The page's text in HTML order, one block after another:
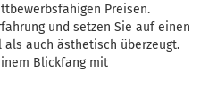
Preisen.
und setzen Sie auf einen
auch ästhetisch überzeugt.
Blickfang mit